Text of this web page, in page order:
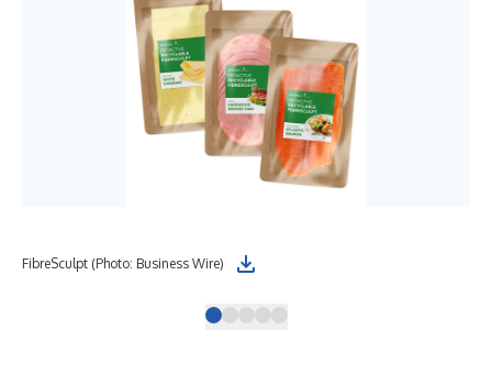
FibreSculpt (Photo: Business Wire)